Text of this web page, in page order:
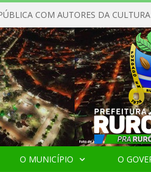
COM AUTORES DA
O MUNICÍPIO O